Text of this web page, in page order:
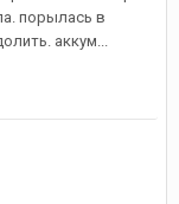
порылась в
аккум...